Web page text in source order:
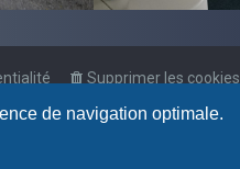
de navigation optimale.
Supprimer les cookies